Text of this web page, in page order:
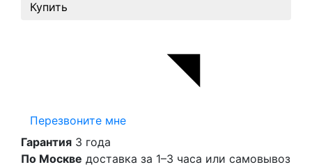
Купить
Перезвоните мне
Гарантия 3 года
По Москве доставка за 1–3 часа или самовывоз